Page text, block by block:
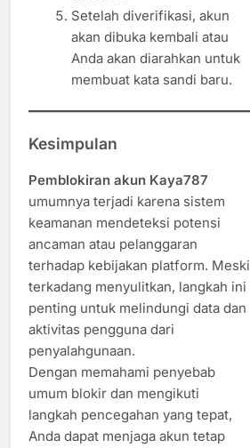
Setelah diverifikasi, akun
akan dibuka kembali atau
Anda akan diarahkan untuk
membuat kata sandi baru.
Kesimpulan
Pemblokiran akun Kaya787
umumnya terjadi karena sistem
keamanan mendeteksi potensi
ancaman atau pelanggaran
terhadap kebijakan platform. Meski
terkadang menyulitkan, langkah ini
penting untuk melindungi data dan
aktivitas pengguna dari
penyalahgunaan.
Dengan memahami penyebab
umum blokir dan mengikuti
langkah pencegahan yang tepat,
Anda dapat menjaga akun tetap